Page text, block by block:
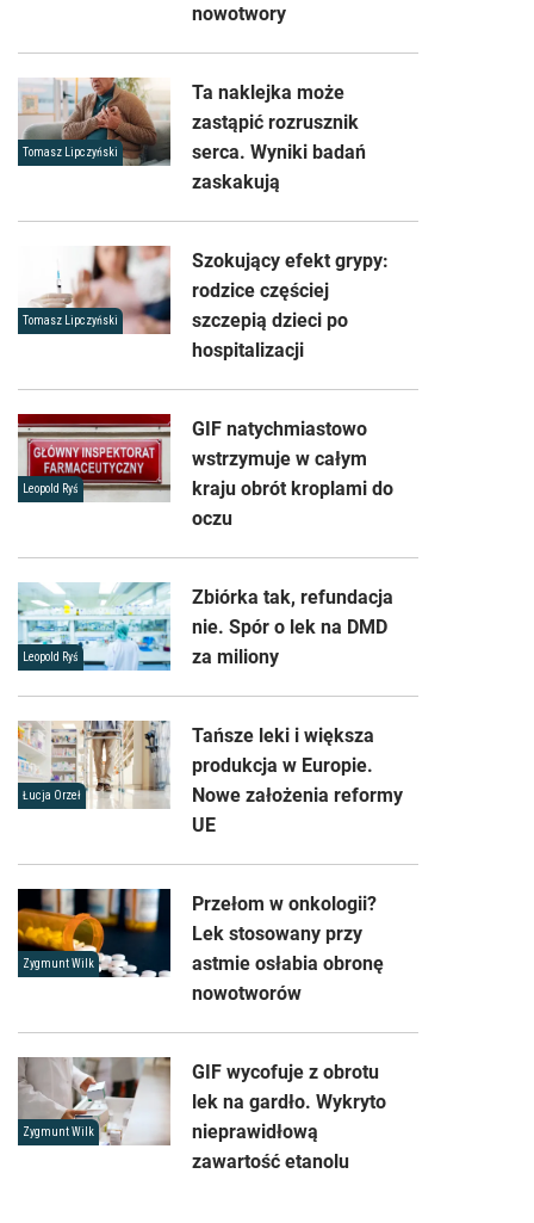
nowotwory
Tomasz Lipczyński
Ta naklejka może
zastąpić rozrusznik
serca. Wyniki badań
zaskakują
Tomasz Lipczyński
Szokujący efekt grypy:
rodzice częściej
szczepią dzieci po
hospitalizacji
Leopold Ryś
GIF natychmiastowo
wstrzymuje w całym
kraju obrót kroplami do
oczu
Leopold Ryś
Zbiórka tak, refundacja
nie. Spór o lek na DMD
za miliony
Łucja Orzeł
Tańsze leki i większa
produkcja w Europie.
Nowe założenia reformy
UE
Zygmunt Wilk
Przełom w onkologii?
Lek stosowany przy
astmie osłabia obronę
nowotworów
Zygmunt Wilk
GIF wycofuje z obrotu
lek na gardło. Wykryto
nieprawidłową
zawartość etanolu